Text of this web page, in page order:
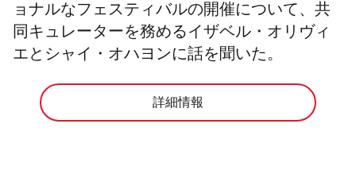
ョナルなフェスティバルの開催について、共
同キュレーターを務めるイザベル・オリヴィ
エとシャイ・オハヨンに話を聞いた。
詳細情報